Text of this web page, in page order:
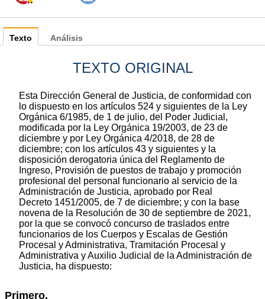
Texto
TEXTO ORIGINAL
Esta Dirección General de Justicia, de conformidad con
lo dispuesto en los artículos 524 y siguientes de la Ley
Orgánica 6/1985, de 1 de julio, del Poder Judicial,
modificada por la Ley Orgánica 19/2003, de 23 de
diciembre y por Ley Orgánica 4/2018, de 28 de
diciembre; con los artículos 43 y siguientes y la
disposición derogatoria única del Reglamento de
Ingreso, Provisión de puestos de trabajo y promoción
profesional del personal funcionario al servicio de la
Administración de Justicia, aprobado por Real
Decreto 1451/2005, de 7 de diciembre; y con la base
novena de la Resolución de 30 de septiembre de 2021,
por la que se convocó concurso de traslados entre
funcionarios de los Cuerpos y Escalas de Gestión
Procesal y Administrativa, Tramitación Procesal y
Administrativa y Auxilio Judicial de la Administración de
Justicia, ha dispuesto:
Primero.
Análisis